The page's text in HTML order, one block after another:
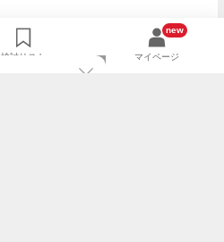
パート・アルバイト
検討リスト
new
マイページ